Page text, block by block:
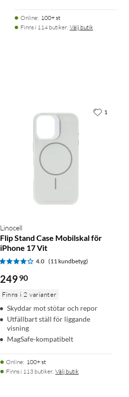
Online: 100+ st
Finns i 114 butiker. Välj butik
Linocell
Flip Stand Case Mobilskal för
iPhone 17 Vit
4.0 (11 kundbetyg)
249 90
Finns i 2 varianter
Skyddar mot stötar och repor
Utfällbart ställ för liggande
visning
MagSafe-kompatibelt
Online: 100+ st
Finns i 113 butiker. Välj butik
1